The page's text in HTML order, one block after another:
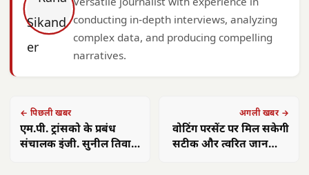
Versatile journalist with experience in
conducting in-depth interviews, analyzing
complex data, and producing compelling
narratives.
← पिछली खबर
एम.पी. ट्रांसको के प्रबंध
संचालक इंजी. सुनील तिवारी
अगली खबर →
वोटिंग परसेंट पर मिल सकेगी
सटीक और त्वरित जानकारी